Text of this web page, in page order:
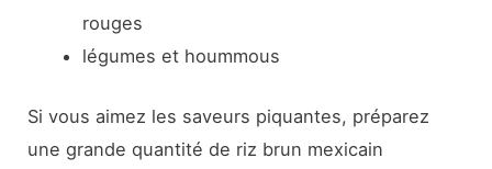
rouges
légumes et hoummous
Si vous aimez les saveurs piquantes, préparez
une grande quantité de riz brun mexicain